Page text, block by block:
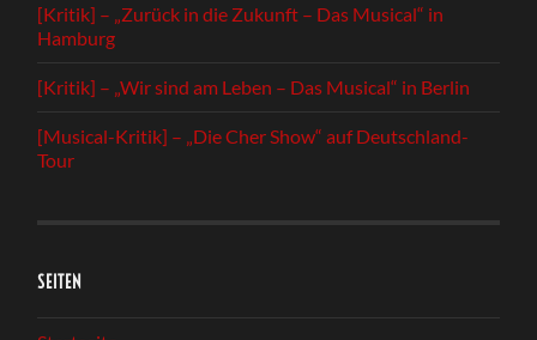
[Kritik] – „Zurück in die Zukunft – Das Musical“ in
Hamburg
[Kritik] – „Wir sind am Leben – Das Musical“ in Berlin
[Musical-Kritik] – „Die Cher Show“ auf Deutschland-
Tour
SEITEN